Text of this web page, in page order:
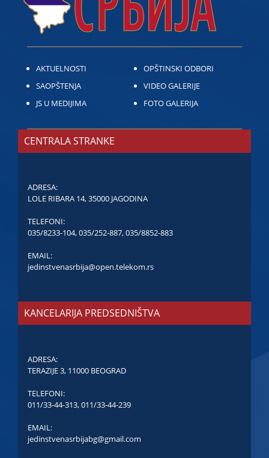
AKTUELNOSTI
SAOPŠTENJA
JS U MEDIJIMA
OPŠTINSKI ODBORI
VIDEO GALERIJE
FOTO GALERIJA
CENTRALA STRANKE
ADRESA:
LOLE RIBARA 14, 35000 JAGODINA
TELEFONI:
035/8233-104,035/252-887,035/8852-883
EMAIL:
jedinstvenasrbija@open.telekom.rs
KANCELARIJA PREDSEDNIŠTVA
ADRESA:
TERAZIJE 3, 11000 BEOGRAD
TELEFONI:
011/33-44-313,011/33-44-239
EMAIL:
jedinstvenasrbijabg@gmail.com